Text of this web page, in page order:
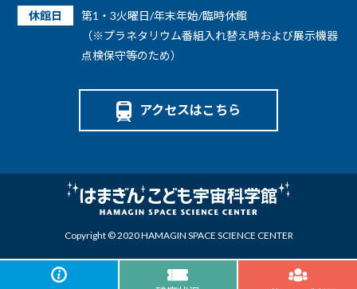
休館日
第1・3火曜日/年末年始/臨時休館
（※プラネタリウム番組入れ替え時および展示機器
点検保守等のため）
アクセスはこちら
Copyright © 2020 HAMAGIN SPACE SCIENCE CENTER